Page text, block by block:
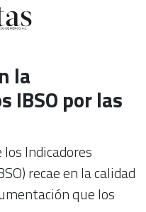
la
IBSO por las
Indicadores
recae en la calidad
que los